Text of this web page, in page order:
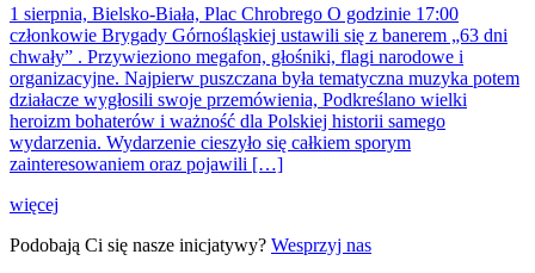
1 sierpnia, Bielsko-Biała, Plac Chrobrego O godzinie 17:00
członkowie Brygady Górnośląskiej ustawili się z banerem „63 dni
chwały” . Przywieziono megafon, głośniki, flagi narodowe i
organizacyjne. Najpierw puszczana była tematyczna muzyka potem
działacze wygłosili swoje przemówienia, Podkreślano wielki
heroizm bohaterów i ważność dla Polskiej historii samego
wydarzenia. Wydarzenie cieszyło się całkiem sporym
zainteresowaniem oraz pojawili […]
więcej
Podobają Ci się nasze inicjatywy? Wesprzyj nas